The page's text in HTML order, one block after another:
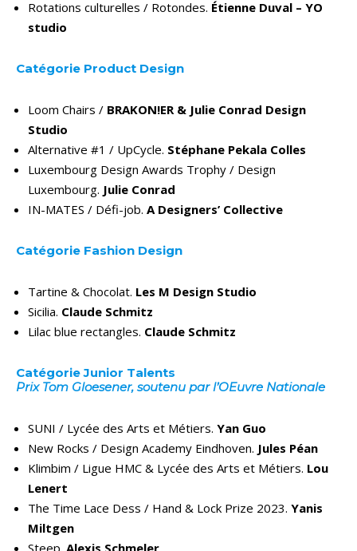
Rotations culturelles / Rotondes. Étienne Duval – YO
studio
Catégorie Product Design
Loom Chairs / BRAKON!ER & Julie Conrad Design
Studio
Alternative #1 / UpCycle. Stéphane Pekala Colles
Luxembourg Design Awards Trophy / Design
Luxembourg. Julie Conrad
IN-MATES / Défi-job. A Designers’ Collective
Catégorie Fashion Design
Tartine & Chocolat. Les M Design Studio
Sicilia. Claude Schmitz
Lilac blue rectangles. Claude Schmitz
Catégorie Junior Talents
Prix Tom Gloesener, soutenu par l’OEuvre Nationale
SUNI / Lycée des Arts et Métiers. Yan Guo
New Rocks / Design Academy Eindhoven. Jules Péan
Klimbim / Ligue HMC & Lycée des Arts et Métiers. Lou
Lenert
The Time Lace Dess / Hand & Lock Prize 2023. Yanis
Miltgen